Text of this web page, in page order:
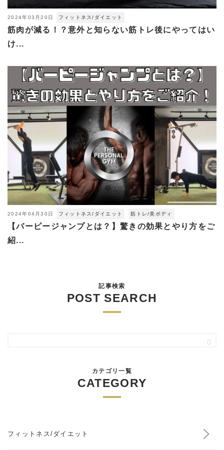
2024年03月20日 フィットネス/ダイエット
筋肉が減る！？意外と知らない筋トレ後にやってはい
け...
2024年04月30日 フィットネス/ダイエット 筋トレ/美ボディ
【バーピージャンプとは？】驚きの効果とやり方をご
紹...
記事検索
POST SEARCH
カテゴリ一覧
CATEGORY
フィットネス/ダイエット